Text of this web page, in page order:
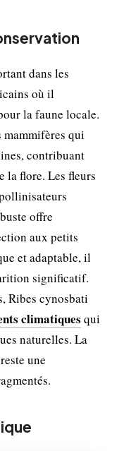
dans les
où il
la faune locale.
qui
contribuant
la flore. Les fleurs
offre
aux petits
et adaptable, il
significatif.
Ribes cynosbati
climatiques qui
naturelles. La
une